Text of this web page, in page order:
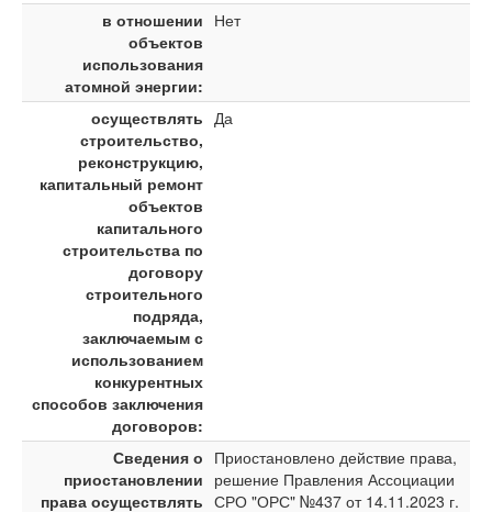
в отношении
объектов
использования
атомной энергии:
Нет
осуществлять
строительство,
реконструкцию,
капитальный ремонт
объектов
капитального
строительства по
договору
строительного
подряда,
заключаемым с
использованием
конкурентных
способов заключения
договоров:
Да
Сведения о
приостановлении
права осуществлять
Приостановлено действие права,
решение Правления Ассоциации
СРО "ОРС" №437 от 14.11.2023 г.